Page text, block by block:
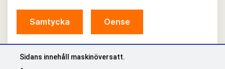
Samtycka Oense
Sidans innehåll maskinöversatt.